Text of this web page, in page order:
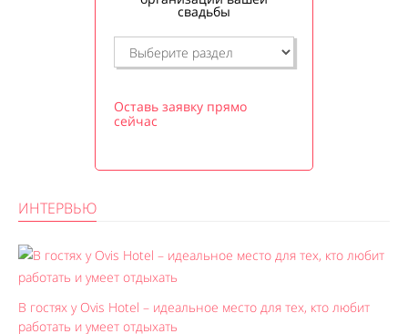
свадьбы
Оставь заявку прямо
сейчас
ИНТЕРВЬЮ
В гостях у Ovis Hotel – идеальное место для тех, кто любит
работать и умеет отдыхать